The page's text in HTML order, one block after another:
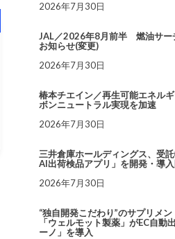
2026年7月30日
JAL／2026年8月前半 燃油サー
お知らせ(変更)
2026年7月30日
椿本チエイン／再生可能エネル
ボンニュートラル実現を加速
2026年7月30日
三井倉庫ホールディングス、受
AI出荷検品アプリ」を開発・導
2026年7月30日
“独自開発こだわり”のサプリメ
「ウェルモット製薬」がEC自動
ーノ」を導入